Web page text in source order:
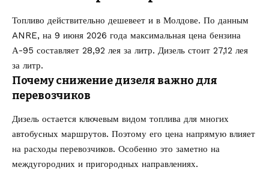
Топливо действительно дешевеет и в Молдове. По данным
ANRE, на 9 июня 2026 года максимальная цена бензина
А-95 составляет 28,92 лея за литр. Дизель стоит 27,12 лея
за литр.
Почему снижение дизеля важно для
перевозчиков
Дизель остается ключевым видом топлива для многих
автобусных маршрутов. Поэтому его цена напрямую влияет
на расходы перевозчиков. Особенно это заметно на
междугородних и пригородных направлениях.